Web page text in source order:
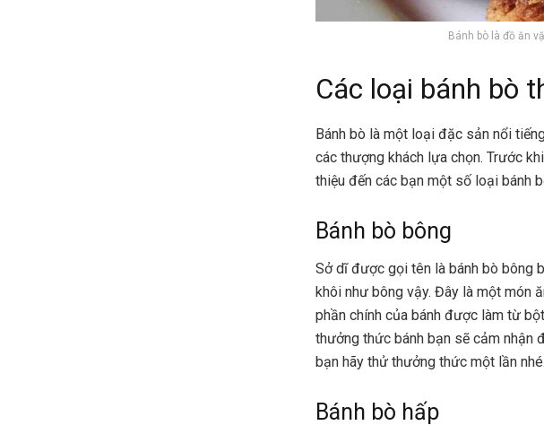
Bánh bò là đồ ăn
Các loại bánh bò
Bánh bò là một loại đặc sản nổi
các thượng khách lựa chọn. Trước
thiệu đến các bạn một số loại bánh
Bánh bò bông
Sở dĩ được gọi tên là bánh bò bông
khôi như bông vậy. Đây là một món
phần chính của bánh được làm từ
thưởng thức bánh bạn sẽ cảm nhận
bạn hãy thử thưởng thức một lần nhé.
Bánh bò hấp